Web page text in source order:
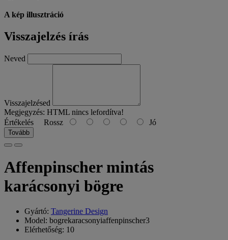
A kép illusztráció
Visszajelzés írás
Neved
Visszajelzésed
Megjegyzés: HTML nincs lefordítva!
Értékelés Rossz Jó
Tovább
Affenpinscher mintás
karácsonyi bögre
Gyártó: Tangerine Design
Model: bogrekaracsonyiaffenpinscher3
Elérhetőség: 10